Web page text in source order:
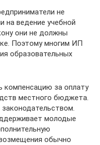
не
на ведение учебной
они не должны
Поэтому многим ИП
образовательных
компенсацию за оплату
местного бюджета.
молодые
обычно